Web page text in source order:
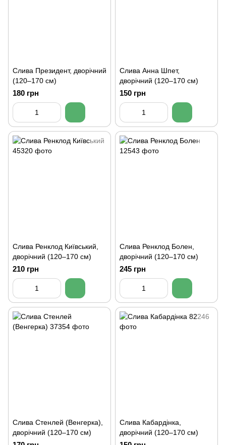
Слива Президент, дворічний
(120–170 см)
180 грн
Слива Анна Шпет,
дворічний (120–170 см)
150 грн
Слива Ренклод Київський,
дворічний (120–170 см)
210 грн
Слива Ренклод Болен,
дворічний (120–170 см)
245 грн
Слива Стенлей (Венгерка),
дворічний (120–170 см)
Слива Кабардінка,
дворічний (120–170 см)